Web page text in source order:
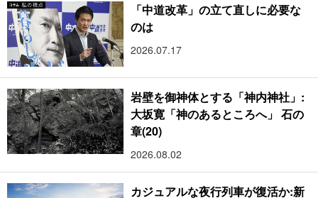
「中道改革」の立て直しに必要な
のは
2026.07.17
岩壁を御神体とする「神内神社」:
大坂寛「神のあるところへ」 石の
章(20)
2026.08.02
カジュアルな夜行列車が復活か:新